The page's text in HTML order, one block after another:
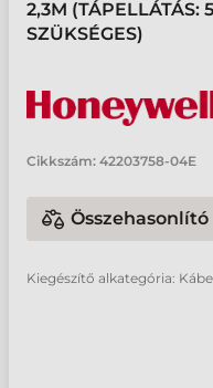
2,3M (TÁPELLÁTÁS:
SZÜKSÉGES)
Cikkszám: 42203758-04E
Összehasonlító
Kiegészítő alkategória: